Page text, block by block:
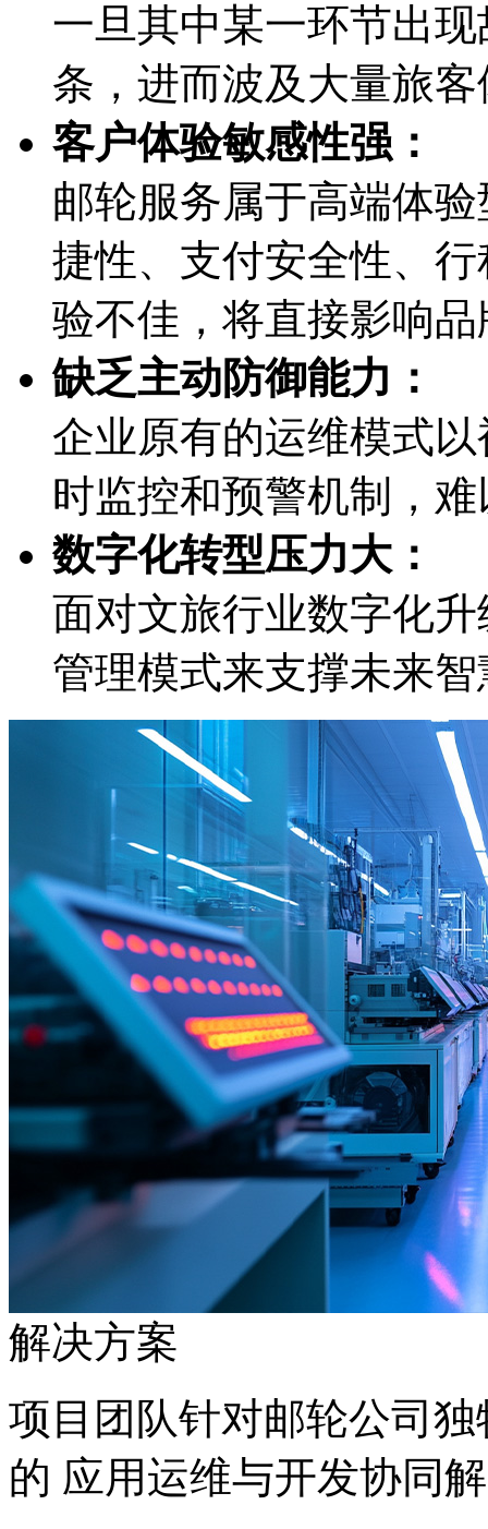
一旦其中某一环节出现
条，进而波及大量旅
客户体验敏感性强：
邮轮服务属于高端体验
捷性、支付安全性
验不佳，将直接影
缺乏主动防御能力：
企业原有的运维模式以
时监控和预警机制，
数字化转型压力大：
面对文旅行业数字化升
管理模式来支撑未来
解决方案
项目团队针对邮轮公司独
的 应用运维与开发协同解